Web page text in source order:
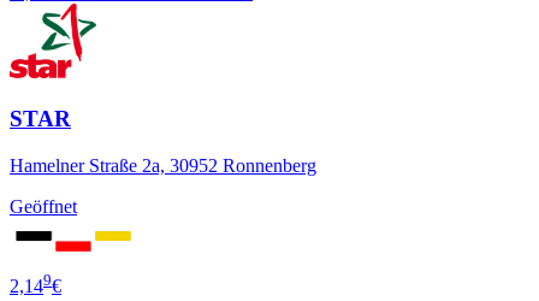
STAR
Hamelner Straße 2a, 30952 Ronnenberg
Geöffnet
2,149€